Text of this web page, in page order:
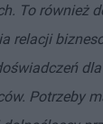
To również
relacji
Potrzeby